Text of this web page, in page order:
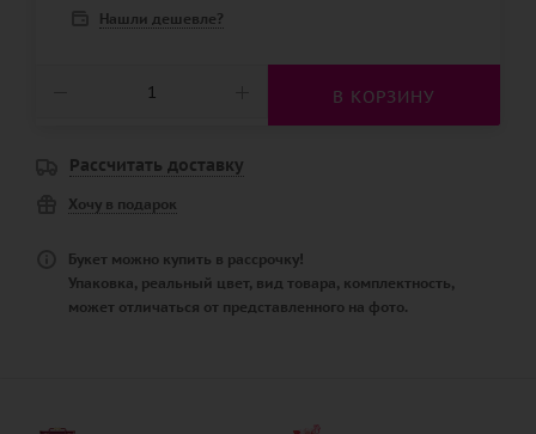
Нашли дешевле?
В КОРЗИНУ
Рассчитать доставку
Хочу в подарок
Букет можно купить в рассрочку!
Упаковка, реальный цвет, вид товара, комплектность,
может отличаться от представленного на фото.